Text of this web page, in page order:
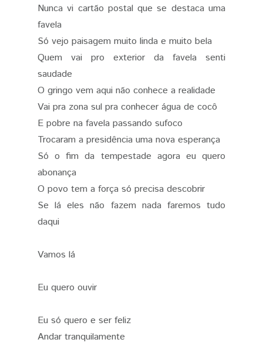
Nunca vi cartão postal que se destaca uma
favela
Só vejo paisagem muito linda e muito bela
Quem vai pro exterior da favela senti
saudade
O gringo vem aqui não conhece a realidade
Vai pra zona sul pra conhecer água de cocô
E pobre na favela passando sufoco
Trocaram a presidência uma nova esperança
Só o fim da tempestade agora eu quero
abonança
O povo tem a força só precisa descobrir
Se lá eles não fazem nada faremos tudo
daqui
Vamos lá
Eu quero ouvir
Eu só quero e ser feliz
Andar tranquilamente